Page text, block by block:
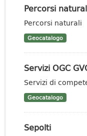
Percorsi
Percorsi naturali
Geocatalogo
Servizi OGC
Servizi di
Geocatalogo
Sepolti